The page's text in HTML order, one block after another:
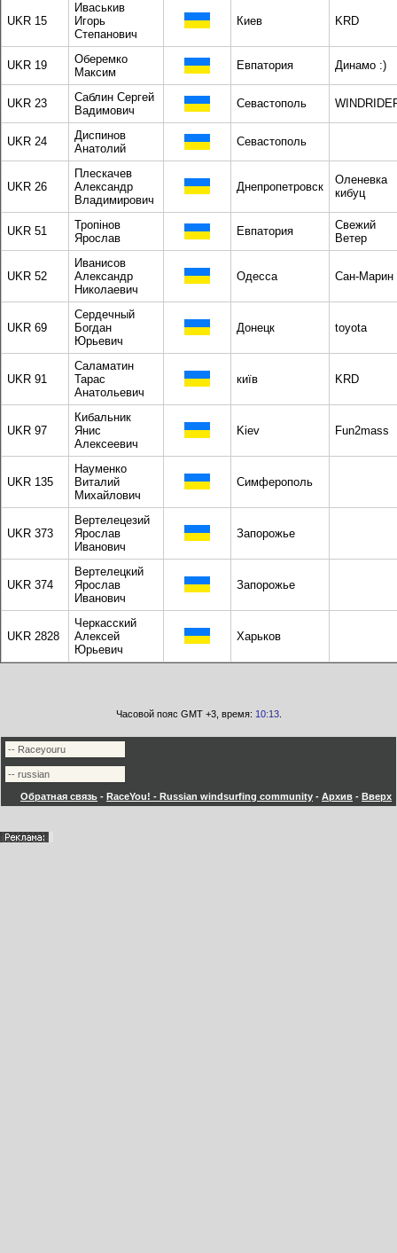
UKR 15
Иваськив
Игорь
Степанович
Киев KRD
UKR 19
Оберемко
Максим
Евпатория Динамо :)
UKR 23
Саблин Сергей
Вадимович
Севастополь
UKR 24
Диспинов
Анатолий
Севастополь
UKR 26
Плескачев
Александр
Владимирович
Днепропетровск
Оленевка
кибуц
UKR 51
Тропінов
Ярослав
Евпатория
Свежий
Ветер
UKR 52
Иванисов
Александр
Николаевич
Одесса Сан-Марин
UKR 69
Сердечный
Богдан
Юрьевич
Донецк toyota
UKR 91
Саламатин
Тарас
Анатольевич
київ KRD
UKR 97
Кибальник
Янис
Алексеевич
Kiev Fun2mass
UKR 135
Науменко
Виталий
Михайлович
Симферополь
UKR 373
Вертелецезий
Ярослав
Иванович
Запорожье
UKR 374
Вертелецкий
Ярослав
Иванович
Запорожье
UKR 2828
Черкасский
Алексей
Юрьевич
Харьков
Часовой пояс GMT +3, время: 10:13.
Обратная связь - RaceYou! - Russian windsurfing community - Архив - Вверх